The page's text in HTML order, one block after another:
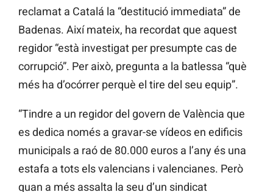
reclamat a Catalá la “destitució immediata” de
Badenas. Així mateix, ha recordat que aquest
regidor “està investigat per presumpte cas de
corrupció”. Per això, pregunta a la batlessa “què
més ha d’ocórrer perquè el tire del seu equip”.
“Tindre a un regidor del govern de València que
es dedica només a gravar-se vídeos en edificis
municipals a raó de 80.000 euros a l’any és una
estafa a tots els valencians i valencianes. Però
quan a més assalta la seu d’un sindicat